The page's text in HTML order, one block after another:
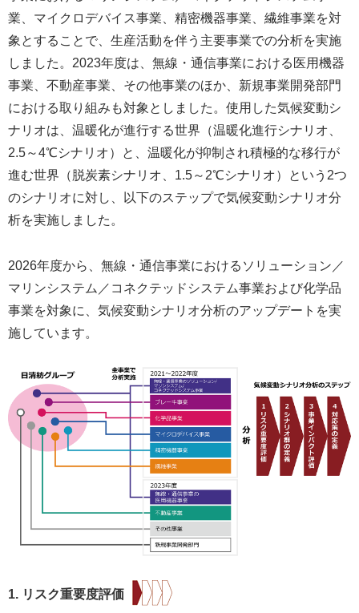
業、マイクロデバイス事業、精密機器事業、繊維事業を対
象とすることで、生産活動を伴う主要事業での分析を実施
しました。2023年度は、無線・通信事業における医用機器
事業、不動産事業、その他事業のほか、新規事業開発部門
における取り組みも対象としました。使用した気候変動シ
ナリオは、温暖化が進行する世界（温暖化進行シナリオ、
2.5～4℃シナリオ）と、温暖化が抑制され積極的な移行が
進む世界（脱炭素シナリオ、1.5～2℃シナリオ）という2つ
のシナリオに対し、以下のステップで気候変動シナリオ分
析を実施しました。
2026年度から、無線・通信事業におけるソリューション／
マリンシステム／コネクテッドシステム事業および化学品
事業を対象に、気候変動シナリオ分析のアップデートを実
施しています。
1. リスク重要度評価